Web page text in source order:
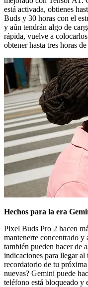
está activada, obtienes
Buds y 30 horas con el
y aún tendrán algo de
rápida, vuelve a
obtener hasta tres horas
Hechos para la era
Pixel Buds Pro 2 hacen
mantenerte concentrado
también pueden hacer de
indicaciones para llegar al
recordatorio de tu
nuevas? Gemini puede
teléfono está bloqueado y